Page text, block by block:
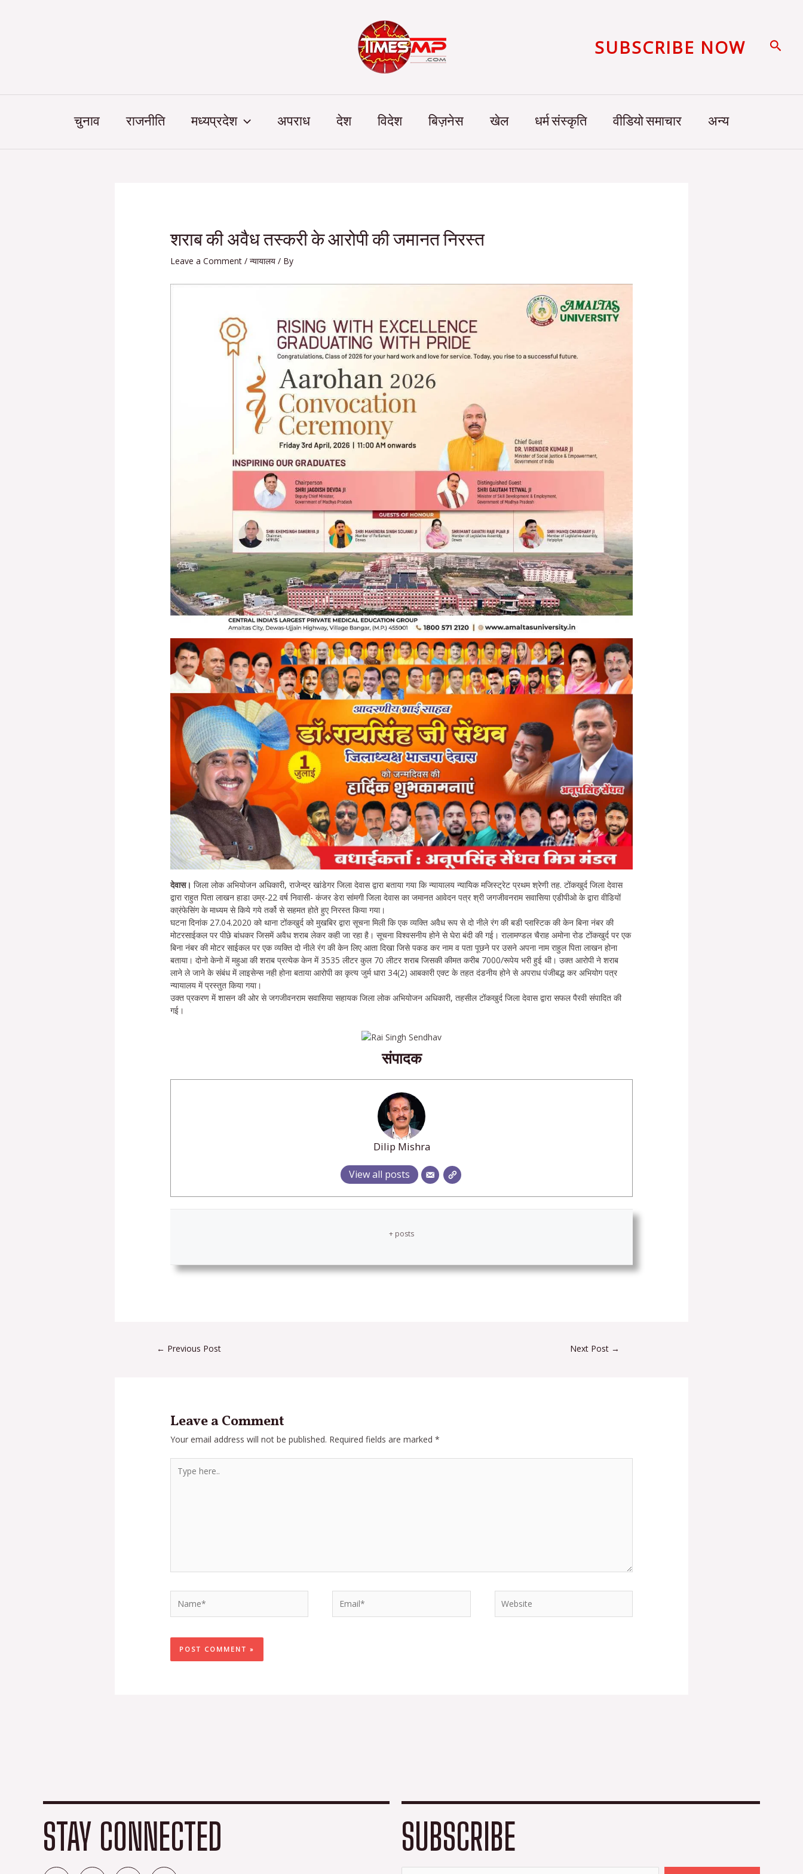
SUBSCRIBE NOW
चुनाव राजनीति मध्यप्रदेश अपराध देश विदेश बिज़नेस खेल धर्म संस्कृति वीडियो समाचार अन्य
शराब की अवैध तस्करी के आरोपी की जमानत निरस्त
Leave a Comment /न्यायालय / By
देवास। जिला लोक अभियोजन अधिकारी, राजेन्द्र खांडेगर जिला देवास द्वारा बताया गया कि न्यायालय न्यायिक मजिस्ट्रेट प्रथम श्रेणी तह. टोंकखुर्द जिला देवास
द्वारा राहुत पिता लाखन हाडा उम्र-22 वर्ष निवासी- कंजर डेरा सांमगी जिला देवास का जमानत आवेदन पत्र श्री जगजीवनराम सवासिया एडीपीओ के द्वारा वीडियों
का्रंफेसिंग के माध्यम से किये गये तर्को से सहमत होते हुए निरस्त किया गया।
घटना दिनांक 27.04.2020 को थाना टोंकखुर्द को मुखबिर द्वारा सूचना मिली कि एक व्यक्ति अवैध रूप से दो नीले रंग की बडी प्लास्टिक की केन बिना नंबर की
मोटरसाईकल पर पीछे बांधकर जिसमें अवैध शराब लेकर कही जा रहा है। सूचना विश्वसनीय होने से घेरा बंदी की गई। रालामण्डल चैराह अमोना रोड टोंकखुर्द पर एक
बिना नंबर की मोटर साईकल पर एक व्यक्ति दो नीले रंग की केन लिए आता दिखा जिसे पकड कर नाम व पता पूछने पर उसने अपना नाम राहुल पिता लाखन होना
बताया। दोनो केनो में महुआ की शराब प्रत्येक केन में 3535 लीटर कुल 70 लीटर शराब जिसकी कीमत करीब 7000/रूपेय भरी हुई थी। उक्त आरोपी ने शराब
लाने ले जाने के संबंध में लाइसेन्स नही होना बताया आरोपी का कृत्य जुर्म धारा 34(2) आबकारी एक्ट के तहत दंडनीय होने से अपराध पंजीबद्ध कर अभियोग पत्र
न्यायालय में प्रस्तुत किया गया।
उक्त प्रकरण में शासन की ओर से जगजीवनराम सवासिया सहायक जिला लोक अभियोजन अधिकारी, तहसील टोंकखुर्द जिला देवास द्वारा सफल पैरवी संपादित की
गई।
संपादक
Dilip Mishra
View all posts
+ posts
← Previous Post Next Post →
Leave a Comment
Your email address will not be published. Required fields are marked*
here..
STAY CONNECTED
F T I Y
SUBSCRIBE